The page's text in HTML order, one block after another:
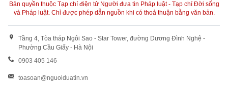
Bản quyền thuộc Tạp chí điện tử Người đưa tin Pháp luật - Tạp chí Đời sống
và Pháp luật. Chỉ được phép dẫn nguồn khi có thoả thuận bằng văn bản.
Tầng 4, Tòa tháp Ngôi Sao - Star Tower, đường Dương Đình Nghệ -
Phường Cầu Giấy - Hà Nội
0903 405 146
toasoan@nguoiduatin.vn